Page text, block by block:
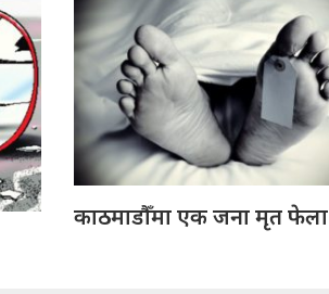
काठमाडौँमा एक जना मृत फेला